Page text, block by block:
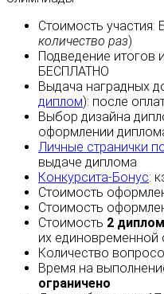
Стоимость участия:
количество раз)
Подведение итогов
БЕСПЛАТНО
Выдача наградных
диплом): после
Выбор дизайна
оформлении
Личные странички
выдаче диплома
Конкурсита-Бонус:
Стоимость
Стоимость
Стоимость 2
их единовременной
Количество
Время на
ограничено